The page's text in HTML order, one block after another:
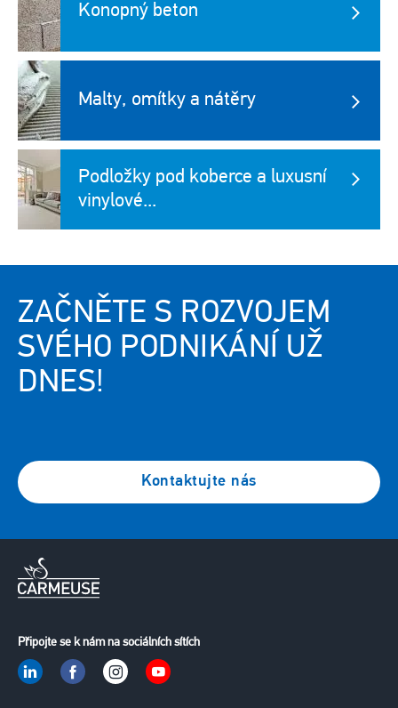
Konopný beton
Malty, omítky a nátěry
Podložky pod koberce a luxusní
vinylové...
ZAČNĚTE S ROZVOJEM
SVÉHO PODNIKÁNÍ UŽ
DNES!
Kontaktujte nás
Připojte se k nám na sociálních sítích